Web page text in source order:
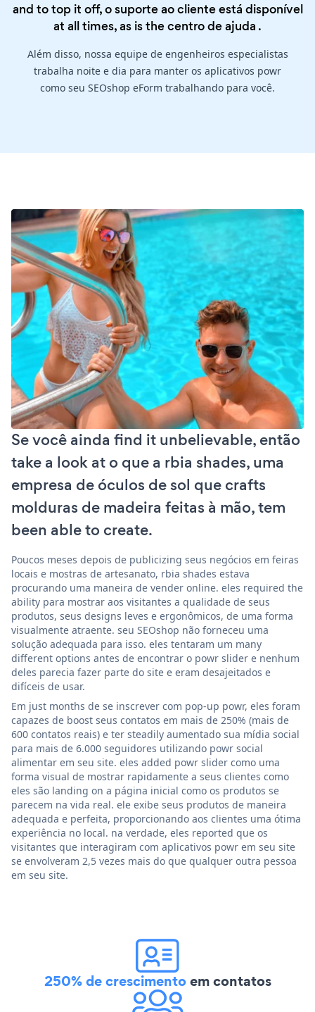
and to top it off, o suporte ao cliente está disponível
at all times, as is thecentro de ajuda .
Além disso, nossa equipe de engenheiros especialistas
trabalha noite e dia para manter os aplicativos powr
como seu SEOshop eForm trabalhando para você.
Se você ainda find it unbelievable, então
take a look at o que a rbia shades, uma
empresa de óculos de sol que crafts
molduras de madeira feitas à mão, tem
been able to create.
Poucos meses depois de publicizing seus negócios em feiras
locais e mostras de artesanato, rbia shades estava
procurando uma maneira de vender online. eles required the
ability para mostrar aos visitantes a qualidade de seus
produtos, seus designs leves e ergonômicos, de uma forma
visualmente atraente. seu SEOshop não forneceu uma
solução adequada para isso. eles tentaram um many
different options antes de encontrar o powr slider e nenhum
deles parecia fazer parte do site e eram desajeitados e
difíceis de usar.
Em just months de se inscrever com pop-up powr, eles foram
capazes de boost seus contatos em mais de 250% (mais de
600 contatos reais) e ter steadily aumentado sua mídia social
para mais de 6.000 seguidores utilizando powr social
alimentar em seu site. eles added powr slider como uma
forma visual de mostrar rapidamente a seus clientes como
eles são landing on a página inicial como os produtos se
parecem na vida real. ele exibe seus produtos de maneira
adequada e perfeita, proporcionando aos clientes uma ótima
experiência no local. na verdade, eles reported que os
visitantes que interagiram com aplicativos powr em seu site
se envolveram 2,5 vezes mais do que qualquer outra pessoa
em seu site.
250% de crescimentoem contatos